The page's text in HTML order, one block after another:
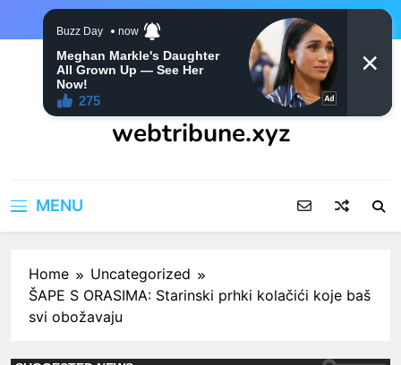
webtribune.xyz
MENU
Home
Uncategorized
ŠAPE S ORASIMA: Starinski prhki kolačići koje baš
svi obožavaju